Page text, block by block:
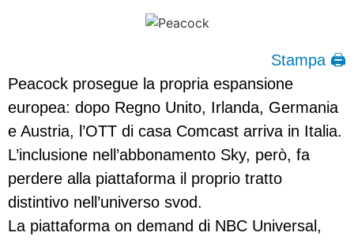
Stampa 🖨
Peacock prosegue la propria espansione
europea: dopo Regno Unito, Irlanda, Germania
e Austria, l’OTT di casa Comcast arriva in Italia.
L’inclusione nell’abbonamento Sky, però, fa
perdere alla piattaforma il proprio tratto
distintivo nell’universo svod.
La piattaforma on demand di NBC Universal,